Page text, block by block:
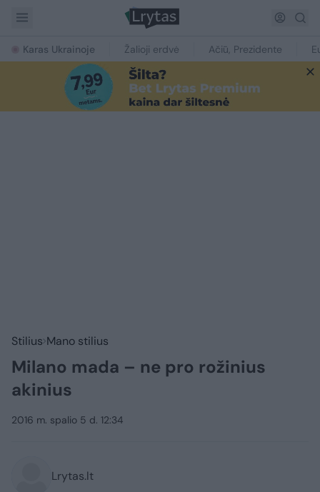
Karas Ukrainoje Žalioji erdvė Ačiū, Prezidente
Stilius Mano stilius
Milano mada – ne pro rožinius
akinius
2016 m. spalio 5 d. 12:34
Lrytas.lt